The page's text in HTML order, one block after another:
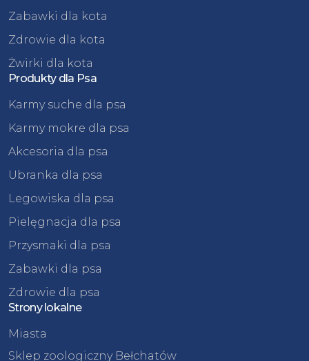
Zabawki dla kota
Zdrowie dla kota
Żwirki dla kota
Produkty dla Psa
Karmy suche dla psa
Karmy mokre dla psa
Akcesoria dla psa
Ubranka dla psa
Legowiska dla psa
Pielęgnacja dla psa
Przysmaki dla psa
Zabawki dla psa
Zdrowie dla psa
Strony lokalne
Miasta
Sklep zoologiczny Bełchatów